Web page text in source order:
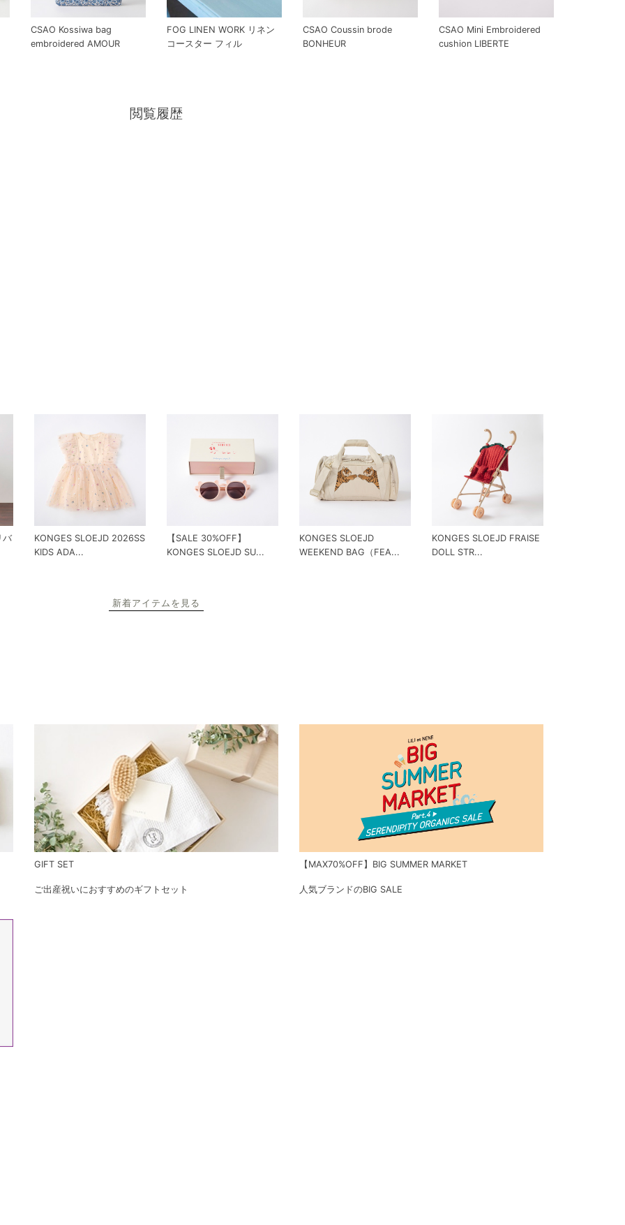
CSAO Kossiwa bag
embroidered AMOUR
FOG LINEN WORK リネン
コースター フィル
CSAO Coussin brode
BONHEUR
CSAO Mini Embroidered
cushion LIBERTE
閲覧履歴
バ
KONGES SLOEJD 2026SS
KIDS ADA...
【SALE 30%OFF】
KONGES SLOEJD SU...
KONGES SLOEJD
WEEKEND BAG（FEA...
KONGES SLOEJD FRAISE
DOLL STR...
新着アイテムを見る
GIFT SET
ご出産祝いにおすすめのギフトセット
【MAX70%OFF】BIG SUMMER MARKET
人気ブランドのBIG SALE